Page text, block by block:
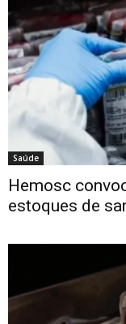
Saúde
Hemosc
estoques de